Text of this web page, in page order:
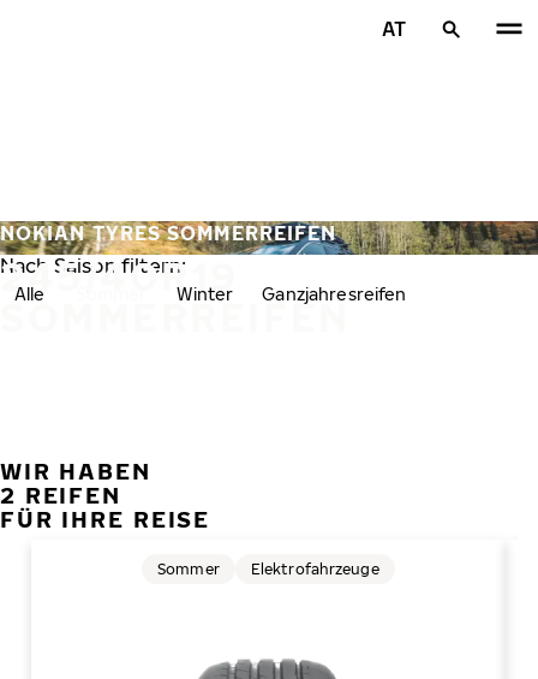
AT
245/40R19
SOMMERREIFEN
NOKIAN TYRES SOMMERREIFEN
Nach Saison filtern:
Alle Winter Ganzjahresreifen
WIR HABEN
2 REIFEN
FÜR IHRE REISE
Sommer Elektrofahrzeuge